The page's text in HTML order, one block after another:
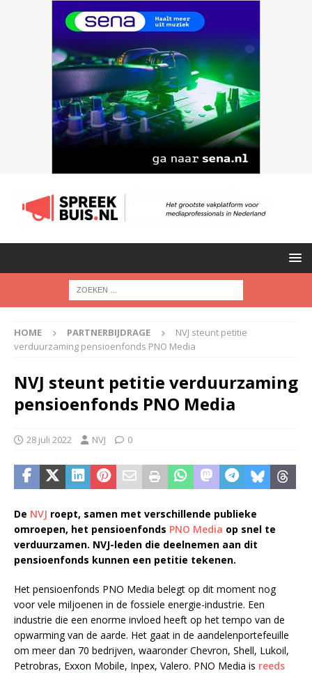
HOME PARTNERBIJDRAGE
NVJ steunt petitie
verduurzaming pensioenfonds PNO Media
NVJ steunt petitie verduurzaming
pensioenfonds PNO Media
28 juli 2022 NVJ 0
De NVJ roept, samen met verschillende publieke
omroepen, het pensioenfonds PNO Media op snel te
verduurzamen. NVJ-leden die deelnemen aan dit
pensioenfonds kunnen een petitie tekenen.
Het pensioenfonds PNO Media belegt op dit moment nog
voor vele miljoenen in de fossiele energie-industrie. Een
industrie die een enorme invloed heeft op het tempo van de
opwarming van de aarde. Het gaat in de aandelenportefeuille
om meer dan 70 bedrijven, waaronder Chevron, Shell, Lukoil,
Petrobras, Exxon Mobile, Inpex, Valero. PNO Media is reeds